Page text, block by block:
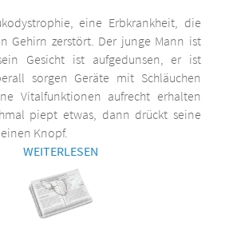
eine Erbkrankheit, die
Gehirn zerstört. Der junge Mann ist
Gesicht ist aufgedunsen, er ist
sorgen Geräte mit Schläuchen
Vitalfunktionen aufrecht erhalten
piept etwas, dann drückt seine
Knopf.
WEITERLESEN